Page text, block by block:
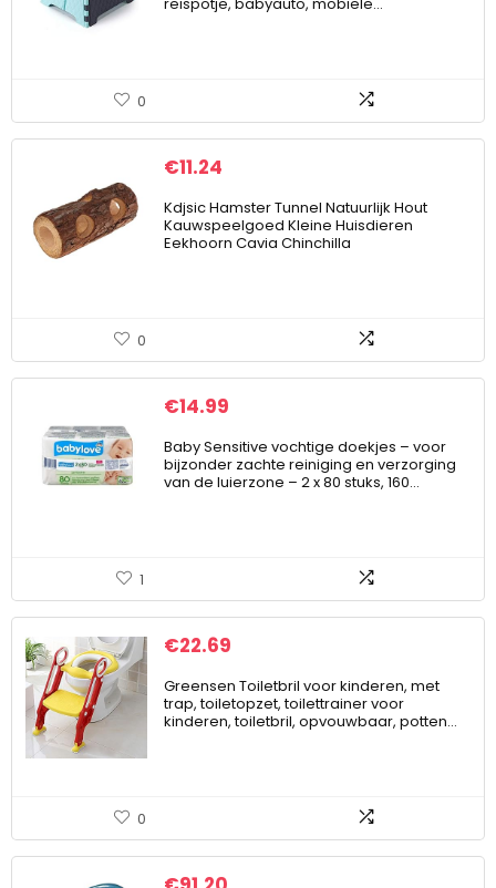
0
€11.24
Kdjsic Hamster Tunnel Natuurlijk Hout
Kauwspeelgoed Kleine Huisdieren
Eekhoorn Cavia Chinchilla
0
€14.99
Baby Sensitive vochtige doekjes – voor
bijzonder zachte reiniging en verzorging
van de luierzone – 2 x 80 stuks, 160…
1
€22.69
Greensen Toiletbril voor kinderen, met
trap, toiletopzet, toilettrainer voor
kinderen, toiletbril, opvouwbaar, potten…
0